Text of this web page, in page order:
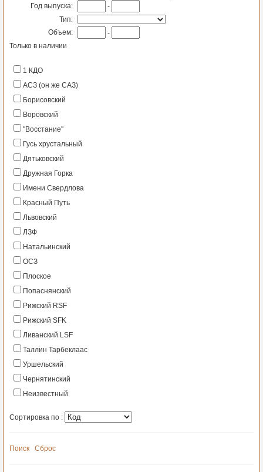
Год выпуска:
-
Тип:
Объем:
-
Только в наличии
1 КДО
АСЗ (он же САЗ)
Борисовский
Воровский
''Восстание''
Гусь хрустальный
Дятьковский
Дружная Горка
Имени Свердлова
Красный Путь
Львовский
ЛЗФ
Натальинский
ОСЗ
Плоское
Попаснянский
Рижский RSF
Рижский SFK
Ливанский LSF
Таллин Тарбеклаас
Уршельский
Чернятинский
Неизвестный
Сортировка по :
Поиск Сброс